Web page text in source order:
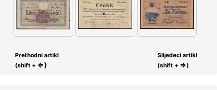
Prethodni artikl
(shift + ⇐)
Slijedeci artikl
(shift + ⇒)